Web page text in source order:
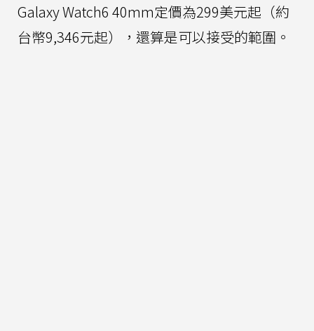
Galaxy Watch6 40mm定價為299美元起（約
台幣9,346元起），還算是可以接受的範圍。